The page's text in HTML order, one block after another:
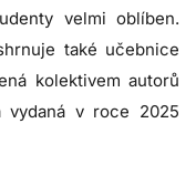
velmi oblíben.
také učebnice
kolektivem autorů
vydaná v roce 2025